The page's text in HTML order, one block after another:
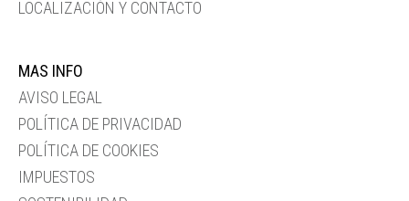
LOCALIZACIÓN Y CONTACTO
MAS INFO
AVISO LEGAL
POLÍTICA DE PRIVACIDAD
POLÍTICA DE COOKIES
IMPUESTOS